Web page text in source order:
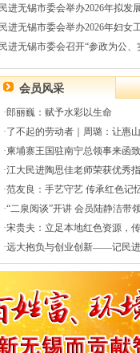
民进无锡市委会举办2026年拟发
民进无锡市委会举办2026年妇女
民进无锡市委会召开“参政为公、
会员风采
·郎丽巍：赋予水彩以生命
·了不起的劳动者｜周璐：让惠
·柬埔寨王国驻南宁总领事来函
·江大民进陶思佳老师荣获优秀
·范友良：手艺守艺 传承红色记
·“二泉阅谈”开讲 会员陆静洁带
·宋贵夫：立足本地红色资源，
·远大抱负与创业创新——记民